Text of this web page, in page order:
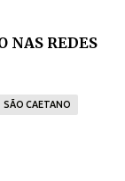
NAS REDES
SÃO CAETANO